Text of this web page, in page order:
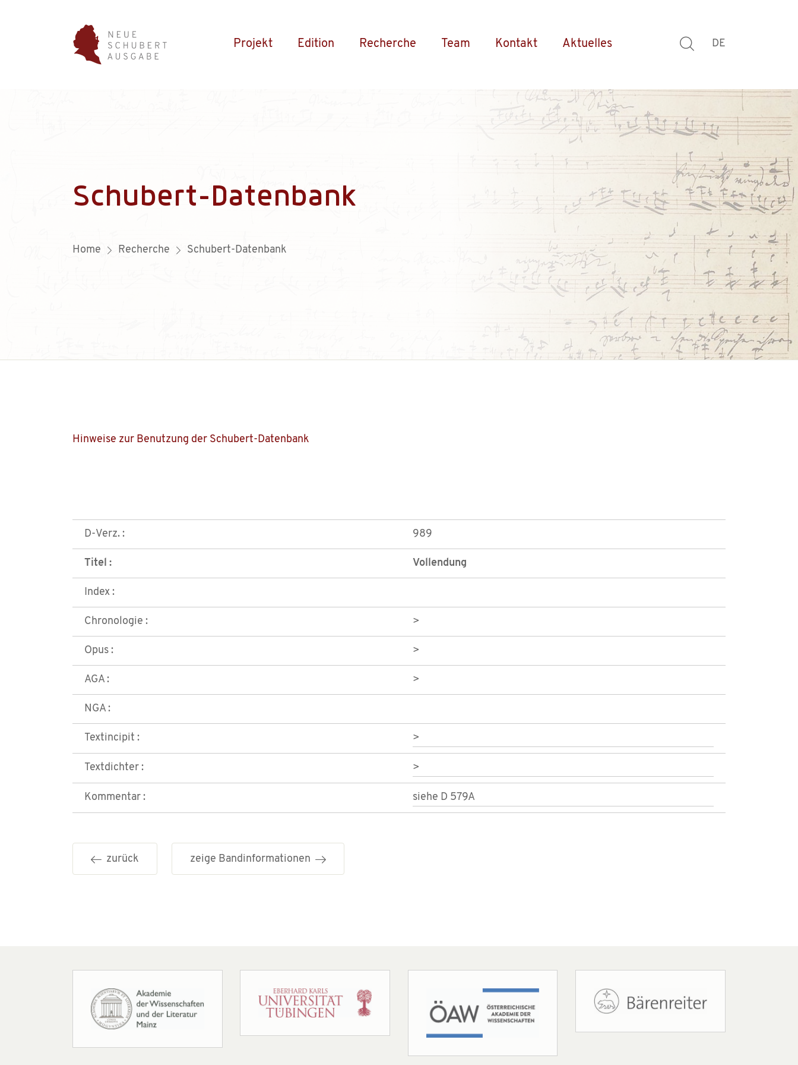
Projekt Edition Recherche Team Kontakt Aktuelles DE
Schubert-Datenbank
Home Recherche Schubert-Datenbank
Hinweise zur Benutzung der Schubert-Datenbank
D-Verz. : 989
Titel : Vollendung
Index :
Chronologie : >
Opus : >
AGA : >
NGA :
Textincipit : >
Textdichter : >
Kommentar : siehe D 579A
zurück zeige Bandinformationen